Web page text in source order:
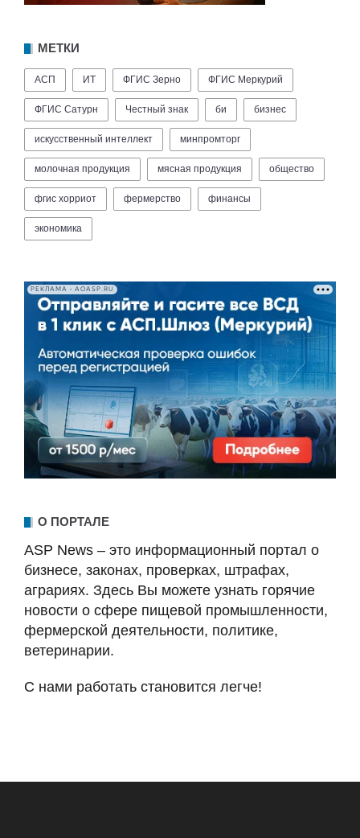
МЕТКИ
АСП ИТ ФГИС Зерно ФГИС Меркурий
ФГИС Сатурн Честный знак би бизнес
искусственный интеллект минпромторг
молочная продукция мясная продукция общество
фгис хорриот фермерство финансы
экономика
РЕКЛАМА • AOASP.RU
О ПОРТАЛЕ
ASP News – это информационный портал о
бизнесе, законах, проверках, штрафах,
аграриях. Здесь Вы можете узнать горячие
новости о сфере пищевой промышленности,
фермерской деятельности, политике,
ветеринарии.
С нами работать становится легче!